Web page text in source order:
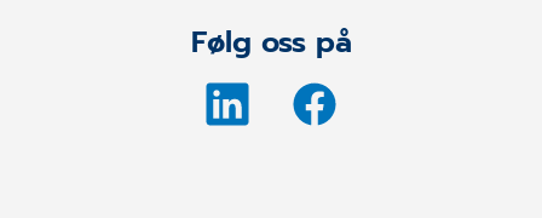
Følg oss på